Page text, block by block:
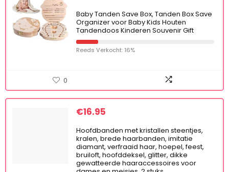
Baby Tanden Save Box, Tanden Box Save
Organizer voor Baby Kids Houten
Tandendoos Kinderen Souvenir Gift
Reeds Verkocht: 16%
0
€16.95
Hoofdbanden met kristallen steentjes,
kralen, brede haarbanden, imitatie
diamant, verfraaid haar, hoepel, feest,
bruiloft, hoofddeksel, glitter, dikke
gewatteerde haaraccessoires voor